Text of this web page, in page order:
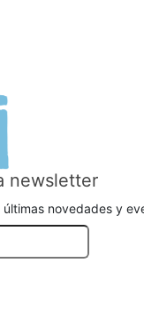
newsletter
novedades y